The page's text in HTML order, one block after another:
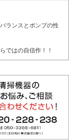
ランスとポンプの性
ではの自信作！！